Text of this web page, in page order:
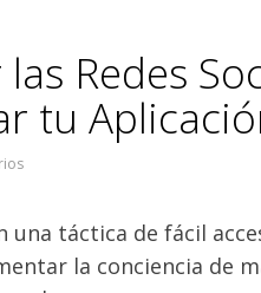
las Redes
tu
una táctica de fácil
la conciencia de